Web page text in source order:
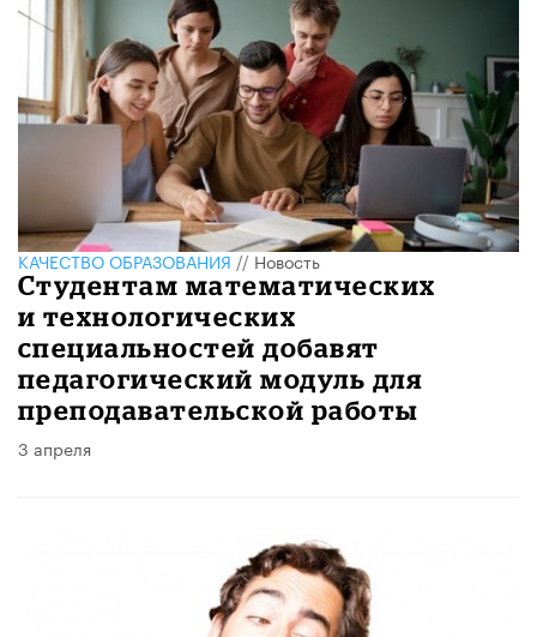
КАЧЕСТВО ОБРАЗОВАНИЯ//Новость
Студентам математических
и технологических
специальностей добавят
педагогический модуль для
преподавательской работы
3 апреля